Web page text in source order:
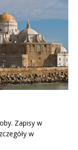
Zapisy w
w